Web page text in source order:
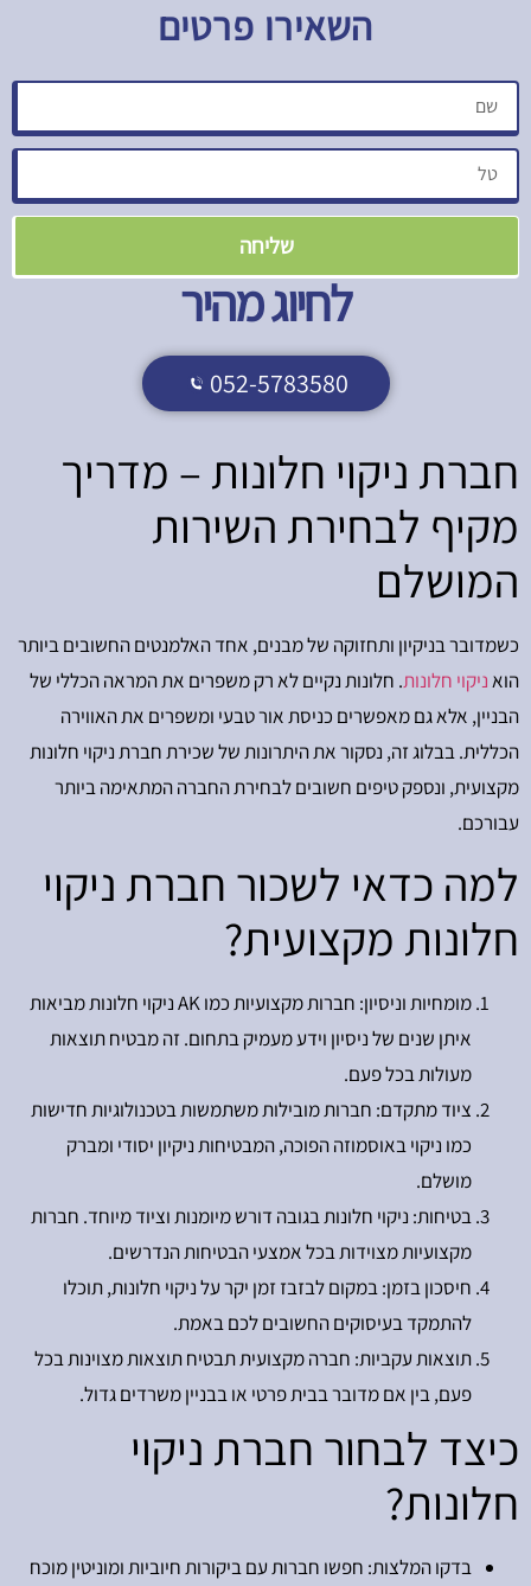
השאירו פרטים
שליחה
לחיוג מהיר
052-5783580
חברת ניקוי חלונות – מדריך
מקיף לבחירת השירות
המושלם
כשמדובר בניקיון ותחזוקה של מבנים, אחד האלמנטים החשובים ביותר
הואניקוי חלונות. חלונות נקיים לא רק משפרים את המראה הכללי של
הבניין, אלא גם מאפשרים כניסת אור טבעי ומשפרים את האווירה
הכללית. בבלוג זה, נסקור את היתרונות של שכירת חברת ניקוי חלונות
מקצועית, ונספק טיפים חשובים לבחירת החברה המתאימה ביותר
עבורכם.
למה כדאי לשכור חברת ניקוי
חלונות מקצועית?
מומחיות וניסיון: חברות מקצועיות כמו AK ניקוי חלונות מביאות
איתן שנים של ניסיון וידע מעמיק בתחום. זה מבטיח תוצאות
מעולות בכל פעם.
ציוד מתקדם: חברות מובילות משתמשות בטכנולוגיות חדישות
כמו ניקוי באוסמוזה הפוכה, המבטיחות ניקיון יסודי ומברק
מושלם.
בטיחות: ניקוי חלונות בגובה דורש מיומנות וציוד מיוחד. חברות
מקצועיות מצוידות בכל אמצעי הבטיחות הנדרשים.
חיסכון בזמן: במקום לבזבז זמן יקר על ניקוי חלונות, תוכלו
להתמקד בעיסוקים החשובים לכם באמת.
תוצאות עקביות: חברה מקצועית תבטיח תוצאות מצוינות בכל
פעם, בין אם מדובר בבית פרטי או בבניין משרדים גדול.
כיצד לבחור חברת ניקוי
חלונות?
בדקו המלצות: חפשו חברות עם ביקורות חיוביות ומוניטין מוכח